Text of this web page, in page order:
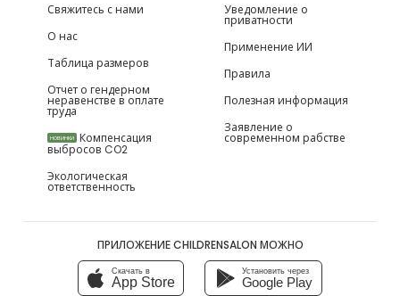
Свяжитесь с нами
О нас
Таблица размеров
Отчет о гендерном
неравенстве в оплате
труда
НОВИНКИ Компенсация
выбросов CO2
Экологическая
ответственность
Уведомление о
приватности
Применение ИИ
Правила
Полезная информация
Заявление о
современном рабстве
ПРИЛОЖЕНИЕ CHILDRENSALON МОЖНО
Скачать в
App Store
Установить через
Google Play